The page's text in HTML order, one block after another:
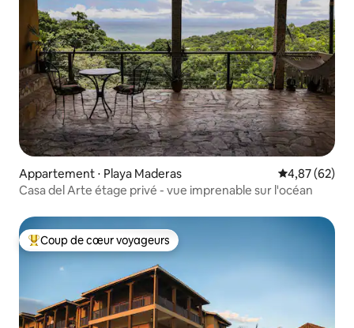
Appartement ⋅ Playa Maderas Évaluation
4,87 (62)
Casa del Arte étage privé - vue imprenable sur l'océan
Coups de cœur voyageurs les plus appréciés
Coup de cœur voyageurs